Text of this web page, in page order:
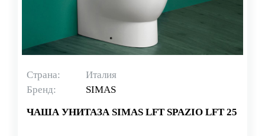
Страна:
Италия
Бренд:
SIMAS
ЧАША УНИТАЗА SIMAS LFT SPAZIO LFT 25